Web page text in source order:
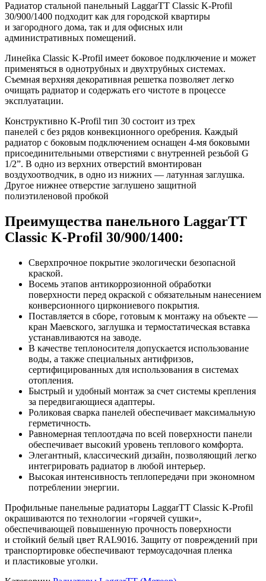
Радиатор стальной панельный LaggarTT Classic K-Profil
30/900/1400 подходит как для городской квартиры
и загородного дома, так и для офисных или
административных помещений.
Линейка Classic K-Profil имеет боковое подключение и может
применяться в однотрубных и двухтрубных системах.
Съемная верхняя декоративная решетка позволяет легко
очищать радиатор и содержать его чистоте в процессе
эксплуатации.
Конструктивно K-Profil тип 30 состоит из трех
панелей с без рядов конвекционного оребрения. Каждый
радиатор с боковым подключением оснащен 4-мя боковыми
присоединительными отверстиями с внутренней резьбой G
1/2”. В одно из верхних отверстий вмонтирован
воздухоотводчик, в одно из нижних — латунная заглушка.
Другое нижнее отверстие заглушено защитной
полиэтиленовой пробкой
Преимущества панельного LaggarTT
Classic K-Profil 30/900/1400:
Сверхпрочное покрытие экологически безопасной
краской.
Восемь этапов антикоррозионной обработки
поверхности перед окраской с обязательным нанесением
конверсионного циркониевого покрытия.
Поставляется в сборе, готовым к монтажу на объекте —
кран Маевского, заглушка и термостатическая вставка
устанавливаются на заводе.
В качестве теплоносителя допускается использование
воды, а также специальных антифризов,
сертифицированных для использования в системах
отопления.
Быстрый и удобный монтаж за счет системы крепления
за передвигающиеся адаптеры.
Роликовая сварка панелей обеспечивает максимальную
герметичность.
Равномерная теплоотдача по всей поверхности панели
обеспечивает высокий уровень теплового комфорта.
Элегантный, классический дизайн, позволяющий легко
интегрировать радиатор в любой интерьер.
Высокая интенсивность теплопередачи при экономном
потреблении энергии.
Профильные панельные радиаторы LaggarTT Classic K-Profil
окрашиваются по технологии «горячей сушки»,
обеспечивающей повышенную прочность поверхности
и стойкий белый цвет RAL9016. Защиту от повреждений при
транспортировке обеспечивают термоусадочная пленка
и пластиковые уголки.